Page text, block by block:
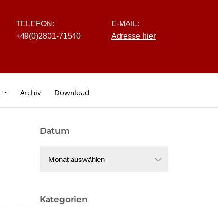
TELEFON:
+49(0)2801-71540
E-MAIL:
Adresse hier
Archiv Download
Datum
Kategorien